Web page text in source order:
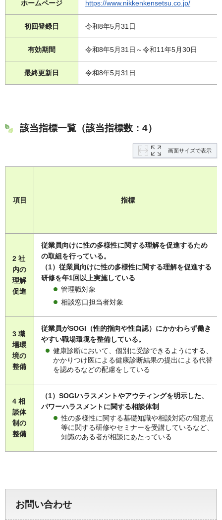
ホームページ https://www.nikkenkensetsu.co.jp/
初回登録日 令和8年5月31日
有効期間 令和8年5月31日～令和11年5月30日
最終更新日 令和8年5月31日
該当指標一覧（該当指標数：4）
画面サイズで表示
項目 指標
2 社
内の
理解
促進
従業員向けに性の多様性に関する理解を促進するため
の取組を行っている。
（1）従業員向けに性の多様性に関する理解を促進する
研修を年1回以上実施している
管理職対象
相談窓口担当者対象
3 職
場環
境の
整備
従業員がSOGI（性的指向や性自認）にかかわらず働き
やすい職場環境を整備している。
健康診断において、個別に受診できるようにする、
かかりつけ医による健康診断結果の提出による代替
を認めるなどの配慮をしている
4 相
談体
制の
整備
（1）SOGIハラスメントやアウティングを明示した、
パワーハラスメントに関する相談体制
性の多様性に関する基礎知識や相談対応の留意点
等に関する研修やセミナーを受講しているなど、
知識のある者が相談にあたっている
お問い合わせ